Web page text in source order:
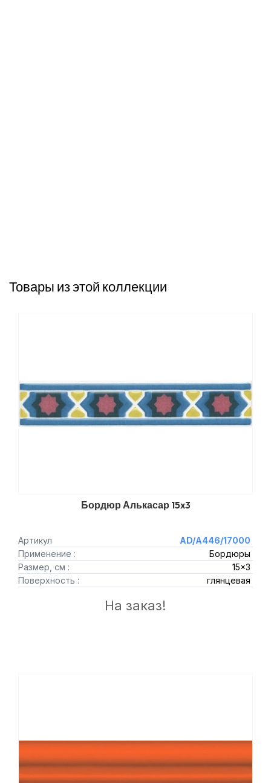
Товары из этой коллекции
Бордюр Алькасар 15x3
Артикул
AD/A446/17000
Применение :
Бордюры
Размер, см :
15x3
Поверхность :
глянцевая
На заказ!